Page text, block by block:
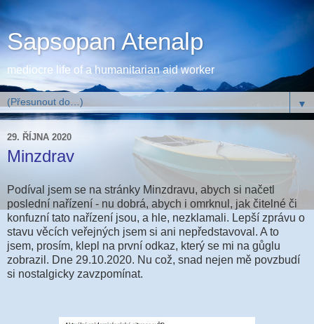
Sapsopan Atenalp
mediocre life of a humanitarian aid worker
▼
29. ŘÍJNA 2020
Minzdrav
Podíval jsem se na stránky Minzdravu, abych si načetl
poslední nařízení - nu dobrá, abych i omrknul, jak čitelné či
konfuzní tato nařízení jsou, a hle, nezklamali. Lepší zprávu o
stavu věcích veřejných jsem si ani nepředstavoval. A to
jsem, prosím, klepl na první odkaz, který se mi na gůglu
zobrazil. Dne 29.10.2020. Nu což, snad nejen mě povzbudí
si nostalgicky zavzpomínat.